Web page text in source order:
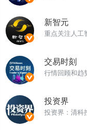
新智元
重点关注人工
交易时刻
行情回顾和趋
投资界
投资界：清科